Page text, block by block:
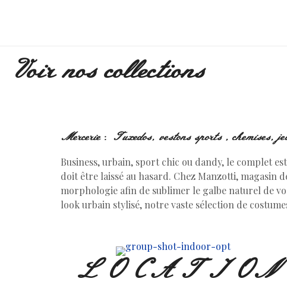
Voir nos collections
Mercerie : Tuxedos, vestons sports , chemises,
Business, urbain, sport chic ou dandy, le complet
doit être laissé au hasard. Chez Manzotti, magasin
morphologie afin de sublimer le galbe naturel de
look urbain stylisé, notre vaste sélection de
LOCATION